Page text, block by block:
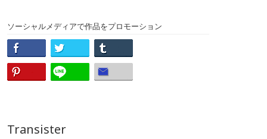
ソーシャルメディアで作品をプロモーション
Transister